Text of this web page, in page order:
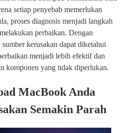
setiap penyebab memerlukan
proses diagnosis menjadi langkah
perbaikan. Dengan
kerusakan dapat diketahui
menjadi lebih efektif dan
komponen yang tidak diperlukan.
MacBook Anda
Semakin Parah